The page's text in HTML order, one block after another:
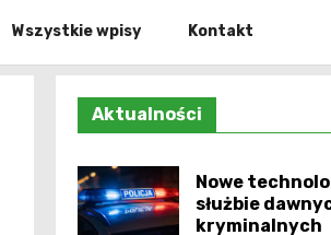
Wszystkie wpisy Kontakt
Aktualności
Nowe
służbie
kryminalnych